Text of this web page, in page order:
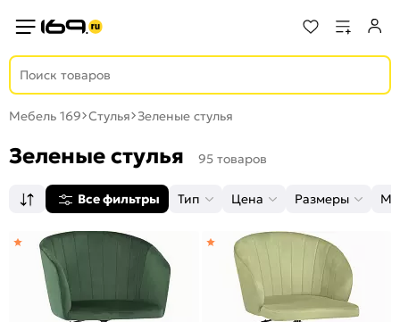
Мебель 169 Стулья Зеленые стулья
Зеленые стулья 95 товаров
Все фильтры Тип Цена Размеры